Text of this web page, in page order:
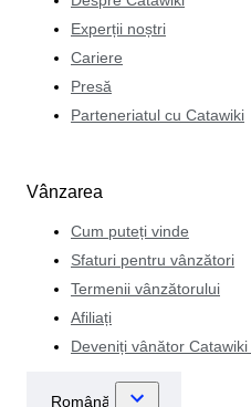
Experții noștri
Cariere
Presă
Parteneriatul cu Catawiki
Vânzarea
Cum puteți vinde
Sfaturi pentru vânzători
Termenii vânzătorului
Afiliați
Deveniți vânător Catawiki